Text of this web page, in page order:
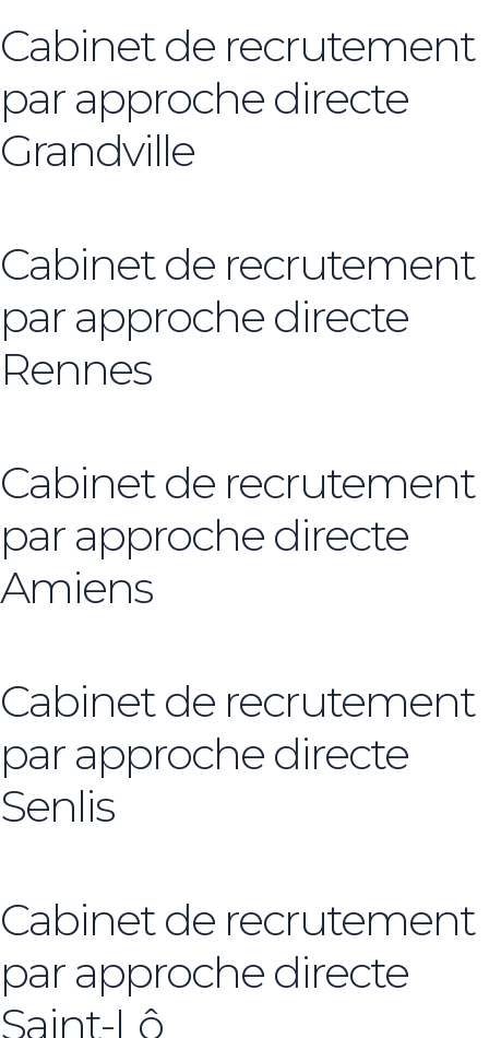
Cabinet de recrutement
par approche directe
Grandville
Cabinet de recrutement
par approche directe
Rennes
Cabinet de recrutement
par approche directe
Amiens
Cabinet de recrutement
par approche directe
Senlis
Cabinet de recrutement
par approche directe
Saint-Lô